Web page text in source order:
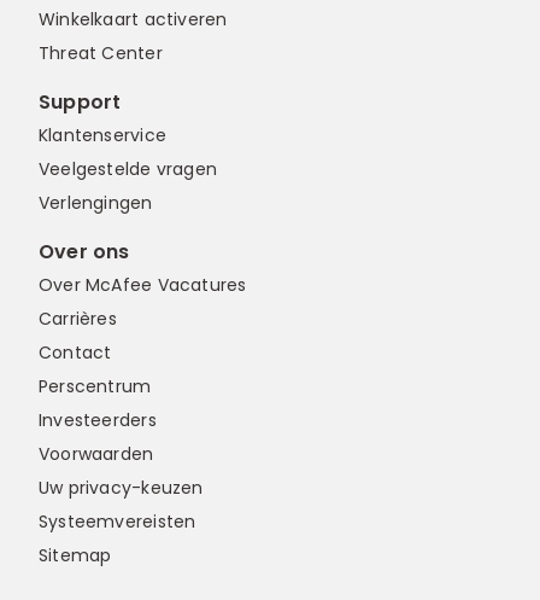
Winkelkaart activeren
Threat Center
Support
Klantenservice
Veelgestelde vragen
Verlengingen
Over ons
Over McAfee Vacatures
Carrières
Contact
Perscentrum
Investeerders
Voorwaarden
Uw privacy-keuzen
Systeemvereisten
Sitemap